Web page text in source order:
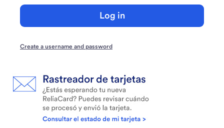
Log in
Create a username and password